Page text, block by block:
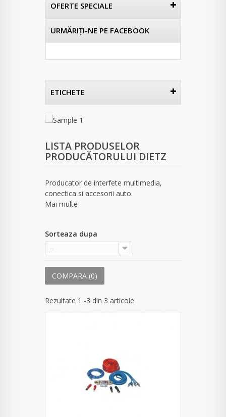
OFERTE SPECIALE
URMĂRIŢI-NE PE FACEBOOK
ETICHETE
LISTA PRODUSELOR
PRODUCĂTORULUI DIETZ
Producator de interfete multimedia,
conectica si accesorii auto.
Mai multe
Sorteaza dupa
--
COMPARA (0)
Rezultate 1 -3 din 3 articole